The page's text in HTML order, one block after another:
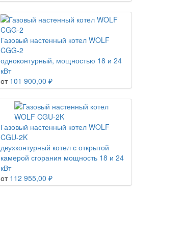
Газовый настенный котел WOLF
CGG-2
одноконтурный, мощностью 18 и 24
кВт
от 101 900,00 ₽
Газовый настенный котел WOLF
CGU-2K
двухконтурный котел с открытой
камерой сгорания мощность 18 и 24
кВт
от 112 955,00 ₽